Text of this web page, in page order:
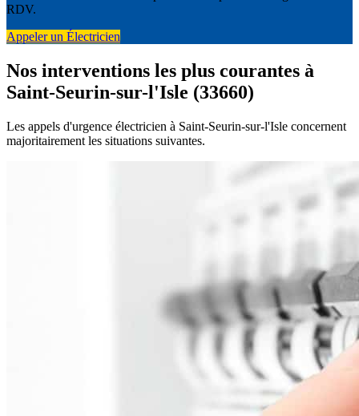
RDV.
Appeler un Électricien
Nos interventions les plus courantes à
Saint-Seurin-sur-l'Isle (33660)
Les appels d'urgence électricien à Saint-Seurin-sur-l'Isle concernent
majoritairement les situations suivantes.